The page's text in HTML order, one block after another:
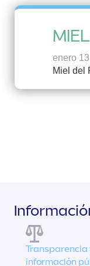
enero
Miel del
Transparencia
información